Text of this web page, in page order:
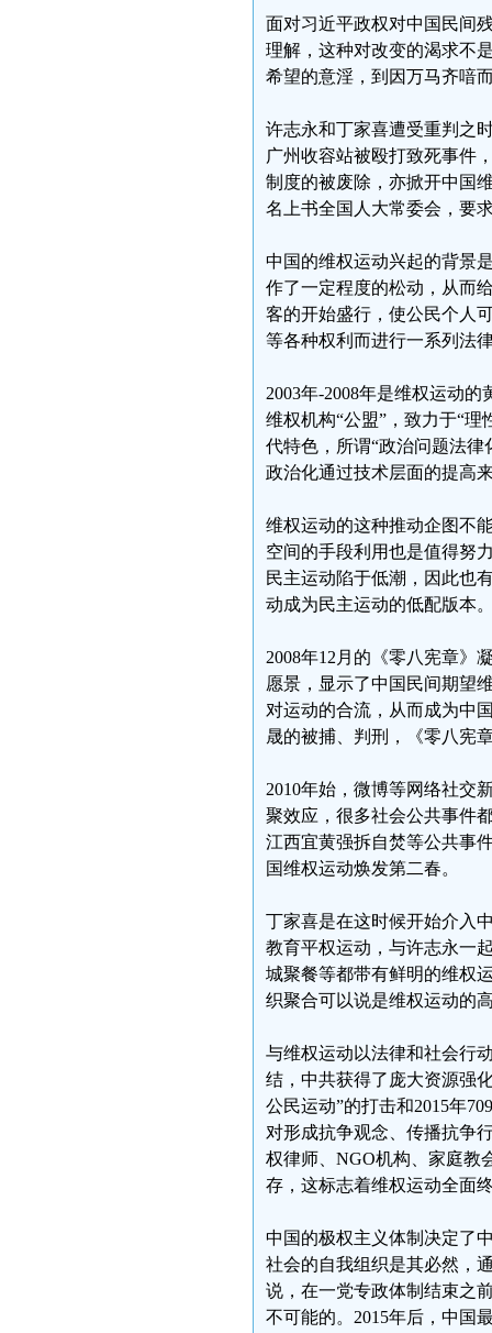
面对习近平政权对中国民间
理解，这种对改变的渴求不
希望的意淫，到因万马齐喑
许志永和丁家喜遭受重判之
广州收容站被殴打致死事件
制度的被废除，亦掀开中国
名上书全国人大常委会，要
中国的维权运动兴起的背景
作了一定程度的松动，从而
客的开始盛行，使公民个人
等各种权利而进行一系列法
2003年-2008年是维权运动
维权机构“公盟”，致力于“
代特色，所谓“政治问题法
政治化通过技术层面的提高
维权运动的这种推动企图不
空间的手段利用也是值得努
民主运动陷于低潮，因此也
动成为民主运动的低配版本
2008年12月的《零八宪章》
愿景，显示了中国民间期望
对运动的合流，从而成为中
晟的被捕、判刑，《零八宪
2010年始，微博等网络社交
聚效应，很多社会公共事件
江西宜黄强拆自焚等公共事
国维权运动焕发第二春。
丁家喜是在这时候开始介入
教育平权运动，与许志永一
城聚餐等都带有鲜明的维权
织聚合可以说是维权运动的
与维权运动以法律和社会行
结，中共获得了庞大资源强
公民运动”的打击和2015年
对形成抗争观念、传播抗争
权律师、NGO机构、家庭教
存，这标志着维权运动全面
中国的极权主义体制决定了
社会的自我组织是其必然，
说，在一党专政体制结束之
不可能的。2015年后，中国